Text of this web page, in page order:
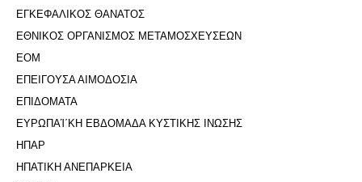
ΕΓΚΕΦΑΛΙΚΟΣ ΘΑΝΑΤΟΣ
ΕΘΝΙΚΟΣ ΟΡΓΑΝΙΣΜΟΣ ΜΕΤΑΜΟΣΧΕΥΣΕΩΝ
ΕΟΜ
ΕΠΕΙΓΟΥΣΑ ΑΙΜΟΔΟΣΙΑ
ΕΠΙΔΟΜΑΤΑ
ΕΥΡΩΠΑΊ΄ΚΗ ΕΒΔΟΜΑΔΑ ΚΥΣΤΙΚΗΣ ΙΝΩΣΗΣ
ΗΠΑΡ
ΗΠΑΤΙΚΗ ΑΝΕΠΑΡΚΕΙΑ